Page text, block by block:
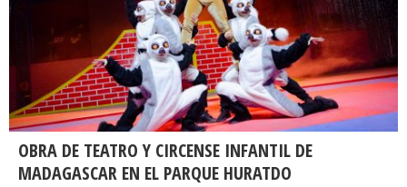
OBRA DE TEATRO Y CIRCENSE INFANTIL DE
MADAGASCAR EN EL PARQUE HURATDO